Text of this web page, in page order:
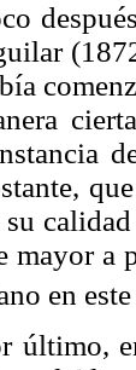
su
mayor a
en
último,